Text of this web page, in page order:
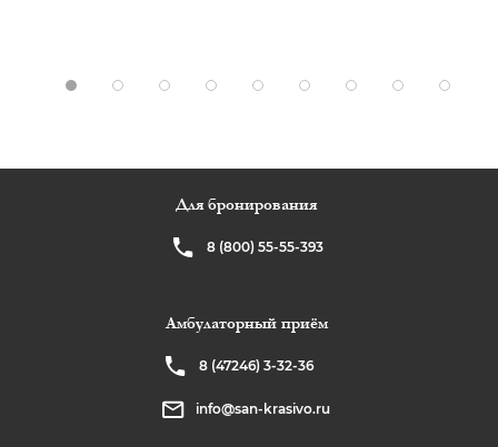
Для бронирования
8 (800) 55-55-393
Амбулаторный приём
8 (47246) 3-32-36
info@san-krasivo.ru